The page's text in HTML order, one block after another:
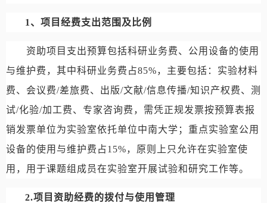
1 、项目经费支出范围及比例
资助项目支出预算包括科研业务费、公用设备的使用
与维护费，其中科研业务费占85%，主要包括：实验材料
费、会议费/差旅费、出版/文献/信息传播/知识产权费、测
试/化验/加工费、专家咨询费，需凭正规发票按预算表报
销发票单位为实验室依托单位中南大学；重点实验室公用
设备的使用与维护费占15%，原则上只允许在实验室使
用，用于课题组成员在实验室开展试验和研究工作等。
2.项目资助经费的拨付与使用管理